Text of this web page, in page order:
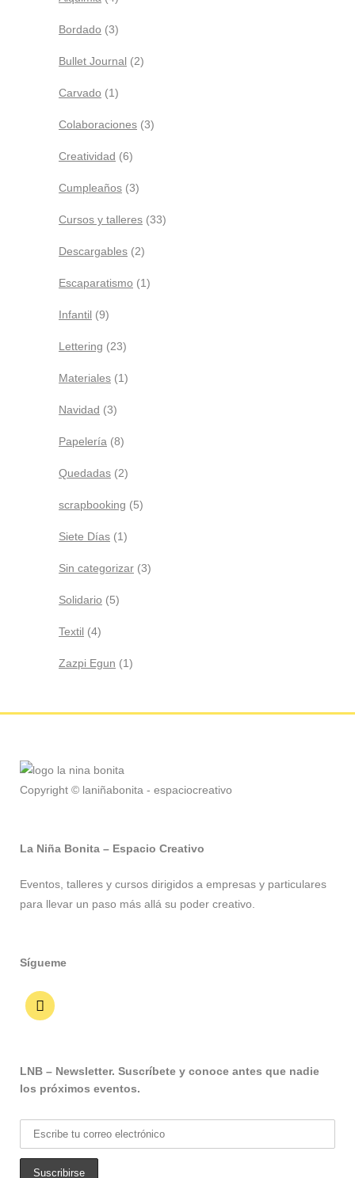
Bordado (3)
Bullet Journal (2)
Carvado (1)
Colaboraciones (3)
Creatividad (6)
Cumpleaños (3)
Cursos y talleres (33)
Descargables (2)
Escaparatismo (1)
Infantil (9)
Lettering (23)
Materiales (1)
Navidad (3)
Papelería (8)
Quedadas (2)
scrapbooking (5)
Siete Días (1)
Sin categorizar (3)
Solidario (5)
Textil (4)
Zazpi Egun (1)
Copyright © laniñabonita - espaciocreativo
La Niña Bonita – Espacio Creativo
Eventos, talleres y cursos dirigidos a empresas y particulares
para llevar un paso más allá su poder creativo.
Sígueme
LNB – Newsletter. Suscríbete y conoce antes que nadie
los próximos eventos.